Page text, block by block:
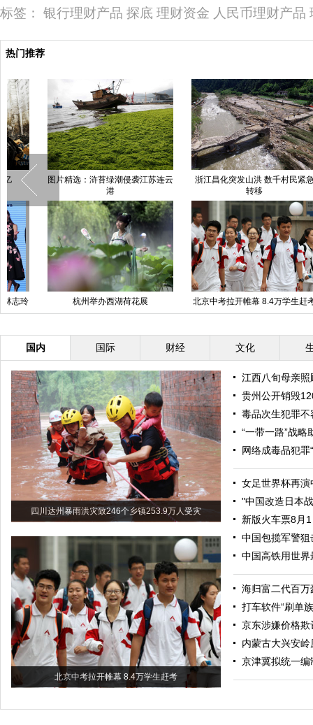
标签： 银行理财产品 探底 理财资金 人民币理财产品
热门推荐
河南郑州首个星空错觉艺术馆开馆 男子见男友激吻被咬掉假牙
山东潍坊旱情持续 三座大中型水
库干涸
北京端午节后遭遇重雾霾
国内 国际 财经 文化
四川达州暴雨洪灾致246个乡镇253.9万人受灾
北京中考拉开帷幕 8.4万学生赶考
江西八旬母亲
贵州公开销毁
毒品次生犯罪不
“一带一路”战略
网络成毒品犯罪
女足世界杯再
"中国改造日本
新版火车票8月
中国包揽军警
中国高铁用世
海归富二代百
打车软件“刷单
京东涉嫌价格
内蒙古大兴安
京津冀拟统一